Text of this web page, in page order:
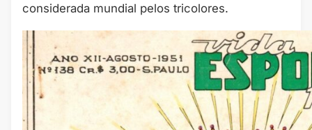
considerada mundial pelos tricolores.